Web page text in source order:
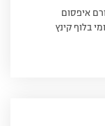
איפסום
בלוף קינץ